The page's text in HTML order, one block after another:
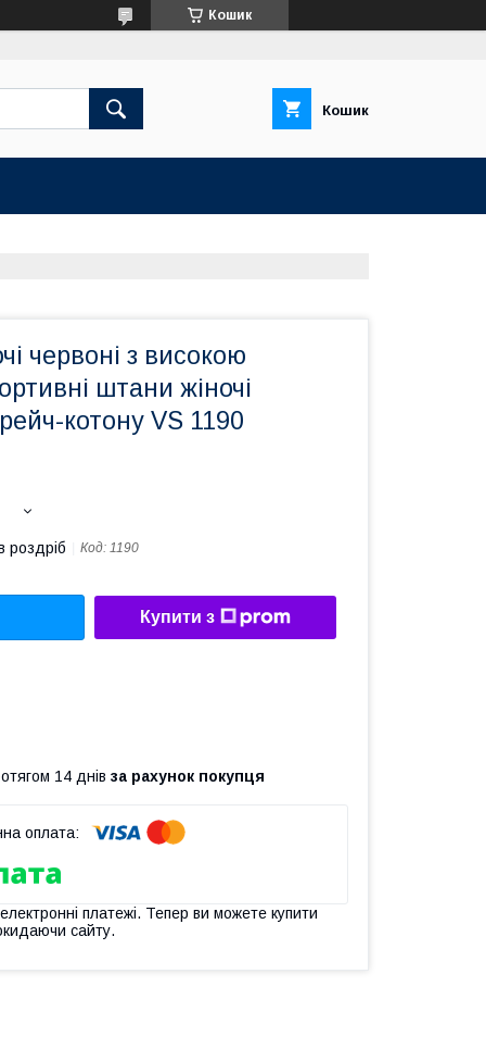
Кошик
Кошик
червоні з високою
штани жіночі
котону VS 1190
роздріб Код: 1190
Купити з
14 днів за рахунок покупця
платежі. Тепер ви можете купити
сайту.